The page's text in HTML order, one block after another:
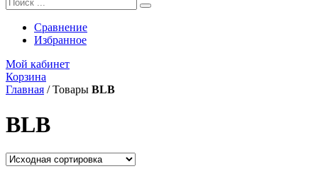
Сравнение
Избранное
Мой кабинет
Корзина
Главная /Товары BLB
BLB